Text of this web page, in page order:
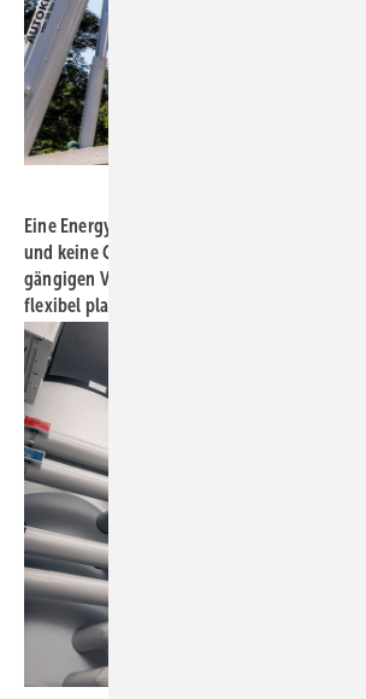
Eine Energy Unit kann – soweit sie
und keine ­Gasheizgeräte enthält – unter
gängigen Vorschriften in der Regel
flexibel platziert werden.